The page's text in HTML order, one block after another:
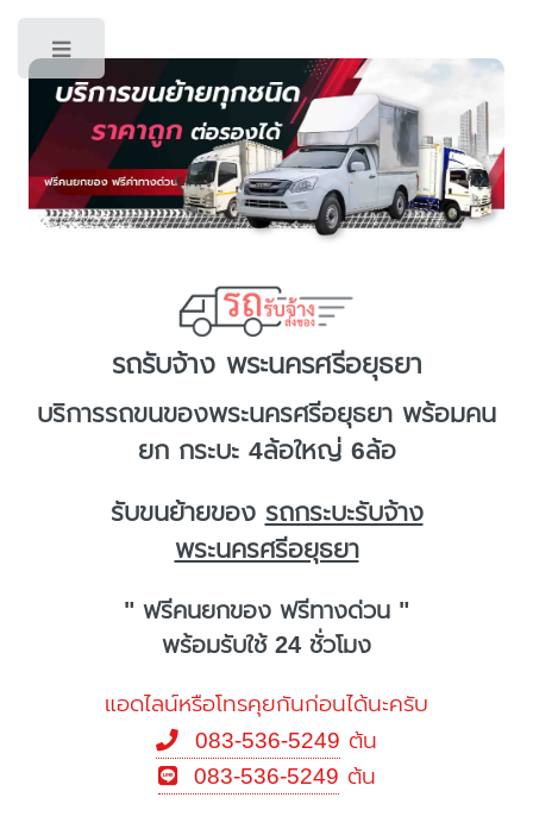
รถรับจ้าง พระนครศรีอยุธยา
บริการรถขนของพระนครศรีอยุธยา พร้อมคน
ยก กระบะ 4ล้อใหญ่ 6ล้อ
รับขนย้ายของ รถกระบะรับจ้าง
พระนครศรีอยุธยา
" ฟรีคนยกของ ฟรีทางด่วน "
พร้อมรับใช้ 24 ชั่วโมง
แอดไลน์หรือโทรคุยกันก่อนได้นะครับ
083-536-5249 ต้น
083-536-5249 ต้น
Toggle